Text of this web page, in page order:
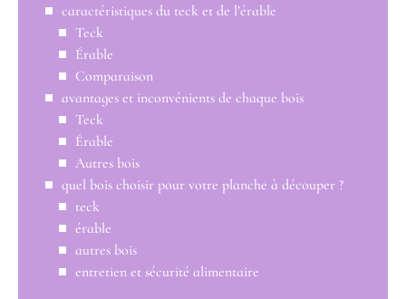
caractéristiques du teck et de l’érable
Teck
Érable
Comparaison
avantages et inconvénients de chaque bois
Teck
Érable
Autres bois
quel bois choisir pour votre planche à découper ?
teck
érable
autres bois
entretien et sécurité alimentaire